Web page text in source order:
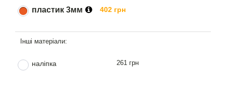
пластик 3мм 402 грн
наліпка 261 грн